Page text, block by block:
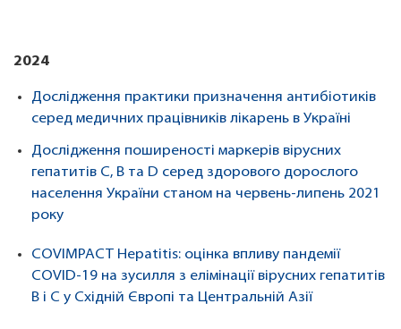
2024
Дослідження практики призначення антибіотиків
серед медичних працівників лікарень в Україні
Дослідження поширеності маркерів вірусних
гепатитів C, B та D серед здорового дорослого
населення України станом на червень-липень 2021
року
COVIMPACT Hepatitis: оцінка впливу пандемії
COVID-19 на зусилля з елімінації вірусних гепатитів
B і C у Східній Європі та Центральній Азії